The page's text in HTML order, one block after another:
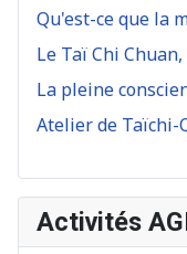
Qu'est-ce que la
Le Taï Chi
La pleine
Atelier de Taïchi-
Activités